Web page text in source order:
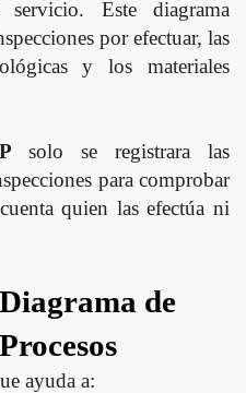
Este diagrama
por efectuar, las
y los materiales
solo se registrara las
para comprobar
quien las efectúa ni
de
ayuda a: